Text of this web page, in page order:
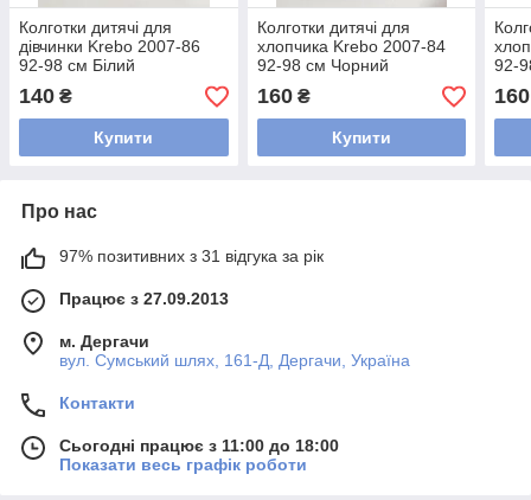
Колготки дитячі для
дівчинки Krebo 2007-86
92-98 см Білий
140 ₴
Купити
Колготки дитячі для
хлопчика Krebo 2007-84
92-98 см Чорний
160₴
Купити
92-
160
Про нас
97% позитивних з 31 відгука за рік
Працює з 27.09.2013
м. Дергачи
вул. Сумський шлях, 161-Д, Дергачи, Україна
Контакти
Сьогодні працює з 11:00 до 18:00
Показати весь графік роботи